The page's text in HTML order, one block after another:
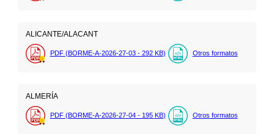
ALICANTE/ALACANT
PDF (BORME-A-2026-27-03 - 292 KB) Otros formatos
ALMERÍA
PDF (BORME-A-2026-27-04 - 195 KB) Otros formatos